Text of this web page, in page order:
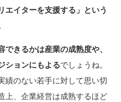
エイターを支援する」という
できるかは産業の成熟度や、
ションにもよるでしょうね。
績のない若手に対して思い切
上、企業経営は成熟するほど